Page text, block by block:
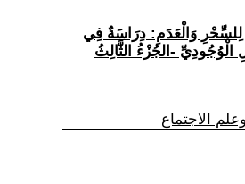
لِلسِّحْرِ وَالْعَدَمِ: دِرَاسَةٌ فِي
الْوُجُودِيِّ -الجُزْءُ الثَّالِثُ
الاجتماع